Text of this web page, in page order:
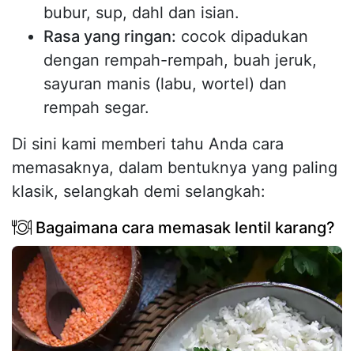
bubur, sup, dahl dan isian.
Rasa yang ringan: cocok dipadukan
dengan rempah-rempah, buah jeruk,
sayuran manis (labu, wortel) dan
rempah segar.
Di sini kami memberi tahu Anda cara
memasaknya, dalam bentuknya yang paling
klasik, selangkah demi selangkah:
Bagaimana cara memasak lentil karang?